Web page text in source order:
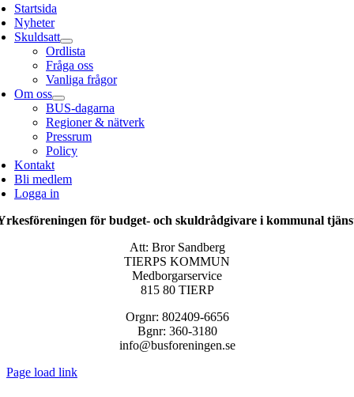
Startsida
Nyheter
Skuldsatt
Ordlista
Fråga oss
Vanliga frågor
Om oss
BUS-dagarna
Regioner & nätverk
Pressrum
Policy
Kontakt
Bli medlem
Logga in
för budget- och skuldrådgivare i kommunal
Att: Bror Sandberg
TIERPS KOMMUN
Medborgarservice
815 80 TIERP
Orgnr: 802409-6656
Bgnr: 360-3180
info@busforeningen.se
Page load link